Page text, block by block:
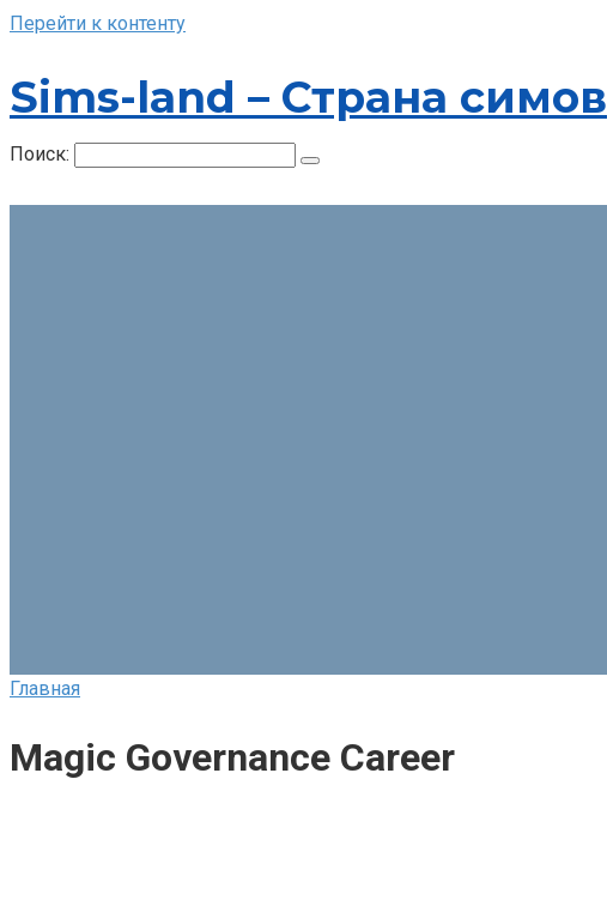
Перейти к контенту
Sims-land – Страна симов
Поиск:
Главная
Magic Governance Career